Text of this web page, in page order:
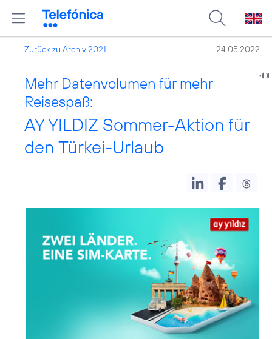
Zurück zu Archiv 2021 24.05.2022
Mehr Datenvolumen für mehr
Reisespaß:
AY YILDIZ Sommer-Aktion für
den Türkei-Urlaub